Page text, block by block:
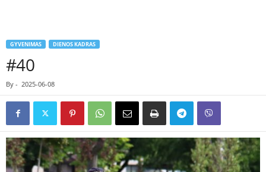
GYVENIMAS DIENOS KADRAS
#40
By - 2025-06-08